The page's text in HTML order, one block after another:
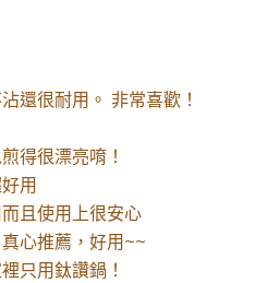
還很耐用。 非常喜歡！
得很漂亮唷！
用
且使用上很安心
心推薦，好用~~
只用鈦讚鍋！